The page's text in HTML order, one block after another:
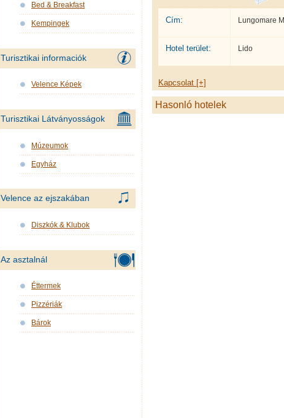
Cím: Lungomare
Hotel terület: Lido
Kapcsolat [+]
Hasonló hotelek
Bed & Breakfast
Kempingek
Turisztikai informaciók
Velence Képek
Turisztikai Látványosságok
Múzeumok
Egyház
Velence az ejszakában
Diszkók & Klubok
Az asztalnál
Éttermek
Pizzériák
Bárok